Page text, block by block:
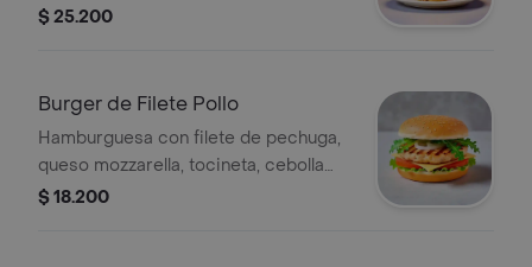
queso, tocineta, cebolla caramelizada,
$ 25.200
Burger de Filete Pollo
Hamburguesa con filete de pechuga,
queso mozzarella, tocineta, cebolla
caramelizada, ripio, vegetales de
$ 18.200